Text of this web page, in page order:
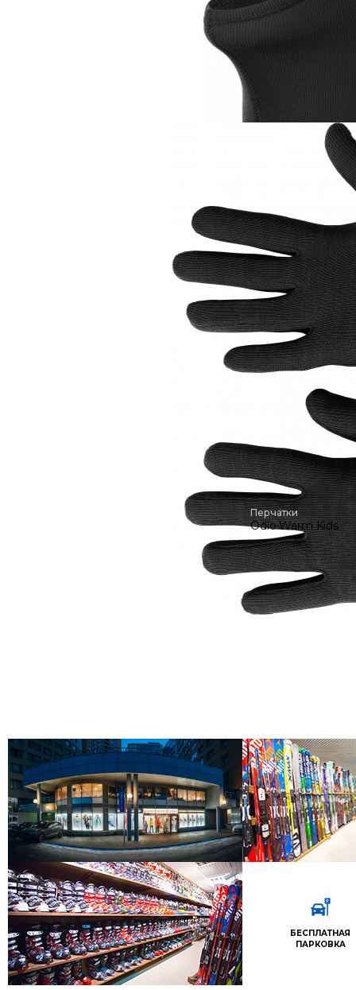
Odlo Warm Kids
Перчатки
Odlo Warm Kids
1 990 руб
БЕСПЛАТНАЯ
ПАРКОВКА